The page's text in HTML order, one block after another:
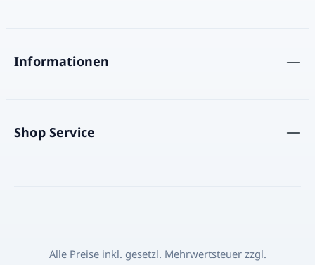
Informationen
Shop Service
Alle Preise inkl. gesetzl. Mehrwertsteuer zzgl.